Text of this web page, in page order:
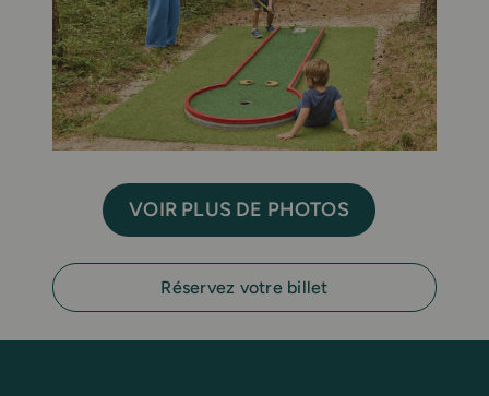
Réservez votre billet
VOIR PLUS DE PHOTOS